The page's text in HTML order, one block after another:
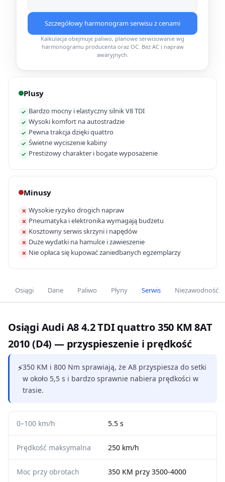
Szczegółowy harmonogram serwisu z cenami
Kalkulacja obejmuje paliwo, planowe serwisowanie wg
harmonogramu producenta oraz OC. Bez AC i napraw
awaryjnych.
Plusy
✓ Bardzo mocny i elastyczny silnik V8 TDI
✓ Wysoki komfort na autostradzie
✓ Pewna trakcja dzięki quattro
✓ Świetne wyciszenie kabiny
✓ Prestiżowy charakter i bogate wyposażenie
Minusy
✕ Wysokie ryzyko drogich napraw
✕ Pneumatyka i elektronika wymagają budżetu
✕ Kosztowny serwis skrzyni i napędów
✕ Duże wydatki na hamulce i zawieszenie
✕ Nie opłaca się kupować zaniedbanych egzemplarzy
Osiągi Dane Paliwo Płyny Serwis Niezawodność
Osiągi Audi A8 4.2 TDI quattro 350 KM 8AT
2010 (D4) — przyspieszenie i prędkość
⚡350 KM i 800 Nm sprawiają, że A8 przyspiesza do setki
w około 5,5 s i bardzo sprawnie nabiera prędkości w
trasie.
0–100 km/h 5.5 s
Prędkość maksymalna 250 km/h
Moc przy obrotach 350 KM przy 3500-4000